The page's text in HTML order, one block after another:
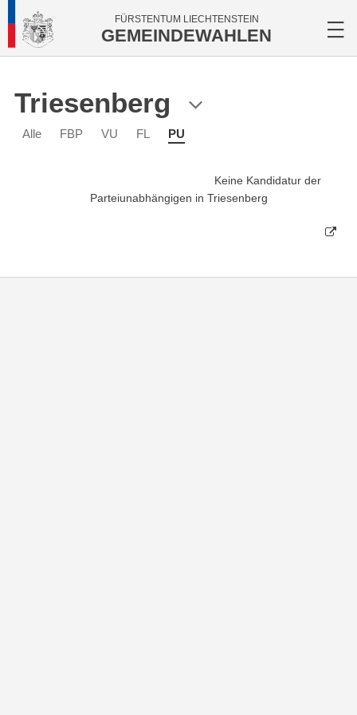
FÜRSTENTUM LIECHTENSTEIN
GEMEINDEWAHLEN
Triesenberg
Alle FBP VU FL PU
Keine Kandidatur der
Parteiunabhängigen in Triesenberg